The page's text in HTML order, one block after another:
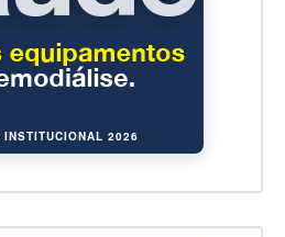
INSTITUCIONAL 2026